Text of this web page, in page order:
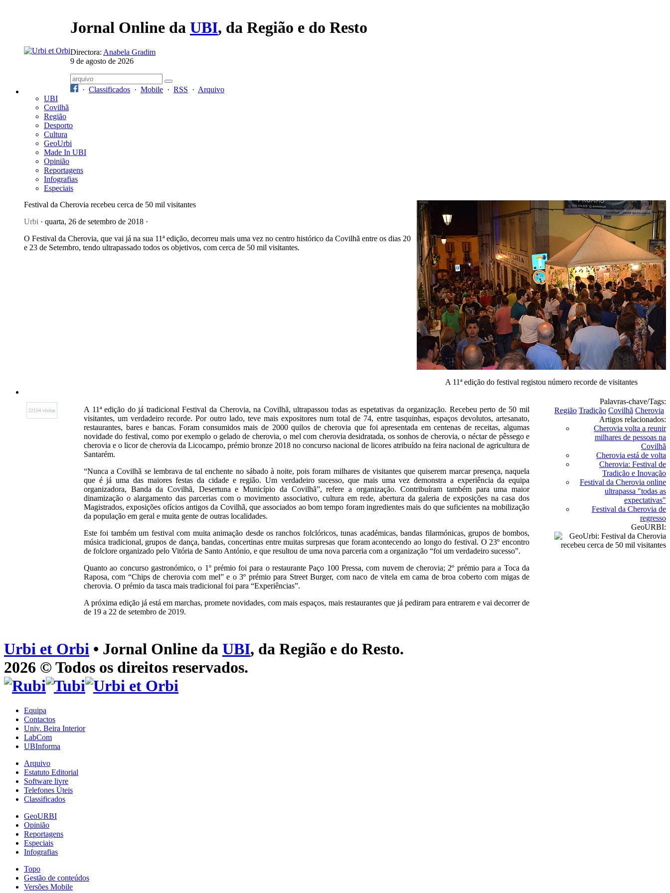
Jornal Online da UBI, da Região e do Resto
Directora: Anabela Gradim
9 de agosto de 2026
· Classificados · Mobile · RSS · Arquivo
UBI
Covilhã
Região
Desporto
Cultura
GeoUrbi
Made In UBI
Opinião
Reportagens
Infografias
Especiais
Festival da Cherovia recebeu cerca de 50 mil visitantes
Urbi · quarta, 26 de setembro de 2018 ·
O Festival da Cherovia, que vai já na sua 11ª edição, decorreu mais uma vez no centro histórico da Covilhã entre os dias 20
e 23 de Setembro, tendo ultrapassado todos os objetivos, com cerca de 50 mil visitantes.
A 11ª edição do festival registou número recorde de visitantes
22154 visitas
A 11ª edição do já tradicional Festival da Cherovia, na Covilhã, ultrapassou todas as espetativas da organização. Recebeu perto de 50 mil
visitantes, um verdadeiro recorde. Por outro lado, teve mais expositores num total de 74, entre tasquinhas, espaços devolutos, artesanato,
restaurantes, bares e bancas. Foram consumidos mais de 2000 quilos de cherovia que foi apresentada em centenas de receitas, algumas
novidade do festival, como por exemplo o gelado de cherovia, o mel com cherovia desidratada, os sonhos de cherovia, o néctar de pêssego e
cherovia e o licor de cherovia da Licocampo, prémio bronze 2018 no concurso nacional de licores atribuído na feira nacional de agricultura de
Santarém.
“Nunca a Covilhã se lembrava de tal enchente no sábado à noite, pois foram milhares de visitantes que quiserem marcar presença, naquela
que é já uma das maiores festas da cidade e região. Um verdadeiro sucesso, que mais uma vez demonstra a experiência da equipa
organizadora, Banda da Covilhã, Desertuna e Município da Covilhã”, refere a organização. Contribuíram também para uma maior
dinamização o alargamento das parcerias com o movimento associativo, cultura em rede, abertura da galeria de exposições na casa dos
Magistrados, exposições ofícios antigos da Covilhã, que associados ao bom tempo foram ingredientes mais do que suficientes na mobilização
da população em geral e muita gente de outras localidades.
Este foi também um festival com muita animação desde os ranchos folclóricos, tunas académicas, bandas filarmónicas, grupos de bombos,
música tradicional, grupos de dança, bandas, concertinas entre muitas surpresas que foram acontecendo ao longo do festival. O 23º encontro
de folclore organizado pelo Vitória de Santo António, e que resultou de uma nova parceria com a organização “foi um verdadeiro sucesso”.
Quanto ao concurso gastronómico, o 1º prémio foi para o restaurante Paço 100 Pressa, com nuvem de cherovia; 2º prémio para a Toca da
Raposa, com “Chips de cherovia com mel” e o 3º prémio para Street Burger, com naco de vitela em cama de broa coberto com migas de
cherovia. O prémio da tasca mais tradicional foi para “Experiências”.
A próxima edição já está em marchas, promete novidades, com mais espaços, mais restaurantes que já pediram para entrarem e vai decorrer de
de 19 a 22 de setembro de 2019.
Palavras-chave/Tags:
Região Tradição Covilhã Cherovia
Artigos relacionados:
Cherovia volta a reunir
milhares de pessoas na
Covilhã
Cherovia está de volta
Cherovia: Festival de
Tradição e Inovação
Festival da Cherovia online
ultrapassa "todas as
expectativas"
Festival da Cherovia de
regresso
GeoURBI:
Urbi et Orbi • Jornal Online da UBI, da Região e do Resto.
2026 © Todos os direitos reservados.
Equipa
Contactos
Univ. Beira Interior
LabCom
UBInforma
Arquivo
Estatuto Editorial
Software livre
Telefones Úteis
Classificados
GeoURBI
Opinião
Reportagens
Especiais
Infografias
Topo
Gestão de conteúdos
Versões Mobile